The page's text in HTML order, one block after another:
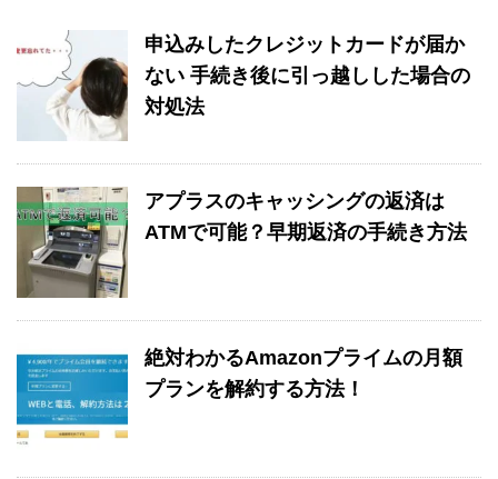
申込みしたクレジットカードが届か
ない 手続き後に引っ越しした場合の
対処法
アプラスのキャッシングの返済は
ATMで可能？早期返済の手続き方法
絶対わかるAmazonプライムの月額
プランを解約する方法！